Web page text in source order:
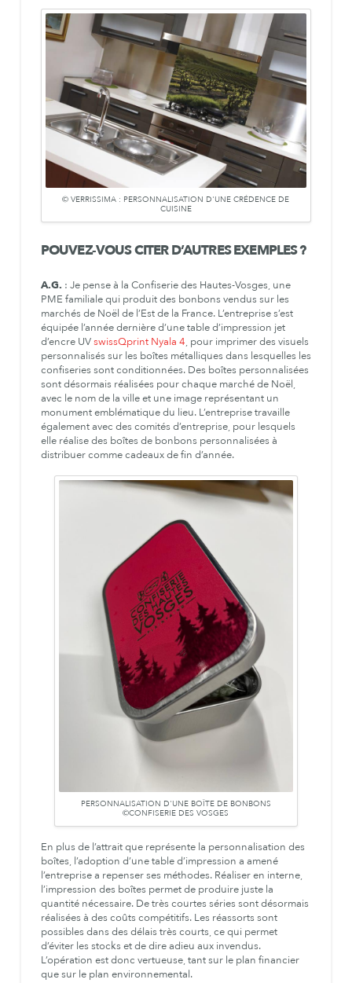
© VERRISSIMA : PERSONNALISATION D'UNE CRÉDENCE DE
CUISINE
POUVEZ-VOUS CITER D’AUTRES EXEMPLES ?
A.G. : Je pense à la Confiserie des Hautes-Vosges, une
PME familiale qui produit des bonbons vendus sur les
marchés de Noël de l’Est de la France. L’entreprise s’est
équipée l’année dernière d’une table d’impression jet
d’encre UVswissQprint Nyala 4, pour imprimer des visuels
personnalisés sur les boîtes métalliques dans lesquelles les
confiseries sont conditionnées. Des boîtes personnalisées
sont désormais réalisées pour chaque marché de Noël,
avec le nom de la ville et une image représentant un
monument emblématique du lieu. L’entreprise travaille
également avec des comités d’entreprise, pour lesquels
elle réalise des boîtes de bonbons personnalisées à
distribuer comme cadeaux de fin d’année.
PERSONNALISATION D'UNE BOÎTE DE BONBONS
©CONFISERIE DES VOSGES
En plus de l’attrait que représente la personnalisation des
boîtes, l’adoption d’une table d’impression a amené
l’entreprise a repenser ses méthodes. Réaliser en interne,
l’impression des boîtes permet de produire juste la
quantité nécessaire. De très courtes séries sont désormais
réalisées à des coûts compétitifs. Les réassorts sont
possibles dans des délais très courts, ce qui permet
d’éviter les stocks et de dire adieu aux invendus.
L’opération est donc vertueuse, tant sur le plan financier
que sur le plan environnemental.